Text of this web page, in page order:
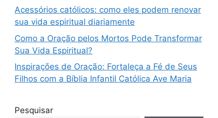
Acessórios católicos: como eles podem renovar
sua vida espiritual diariamente
Como a Oração pelos Mortos Pode Transformar
Sua Vida Espiritual?
Inspirações de Oração: Fortaleça a Fé de Seus
Filhos com a Bíblia Infantil Católica Ave Maria
Pesquisar